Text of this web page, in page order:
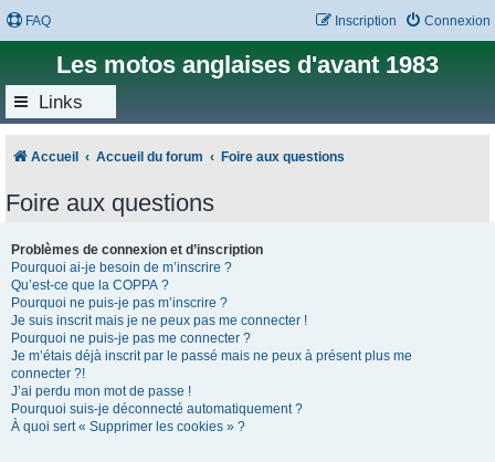
FAQ Connexion
Inscription
Les motos anglaises d'avant 1983
Links
Accueil Accueil du forum Foire aux questions
Foire aux questions
Problèmes de connexion et d’inscription
Pourquoi ai-je besoin de m’inscrire ?
Qu’est-ce que la COPPA ?
Pourquoi ne puis-je pas m’inscrire ?
Je suis inscrit mais je ne peux pas me connecter !
Pourquoi ne puis-je pas me connecter ?
Je m’étais déjà inscrit par le passé mais ne peux à présent plus me
connecter ?!
J’ai perdu mon mot de passe !
Pourquoi suis-je déconnecté automatiquement ?
À quoi sert « Supprimer les cookies » ?